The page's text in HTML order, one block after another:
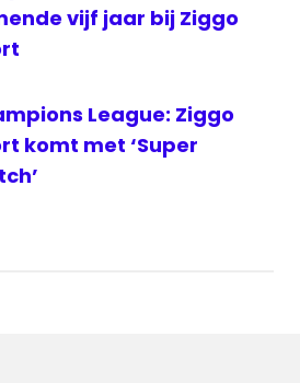
vijf jaar bij Ziggo
League: Ziggo
komt met ‘Super